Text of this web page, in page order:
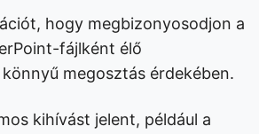
hogy megbizonyosodjon a
fájlként élő
megosztás érdekében.
kihívást jelent, például a